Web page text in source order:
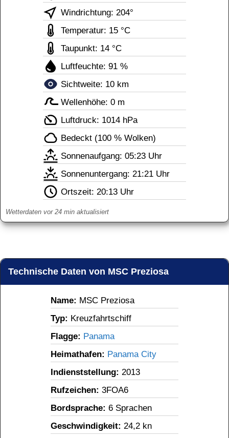
Windrichtung: 204°
Temperatur: 15 °C
Taupunkt: 14 °C
Luftfeuchte: 91 %
Sichtweite: 10 km
Wellenhöhe: 0 m
Luftdruck: 1014 hPa
Bedeckt (100 % Wolken)
Sonnenaufgang: 05:23 Uhr
Sonnenuntergang: 21:21 Uhr
Ortszeit: 20:13 Uhr
Wetterdaten vor 24 min aktualisiert
Technische Daten von MSC Preziosa
Name: MSC Preziosa
Typ: Kreuzfahrtschiff
Flagge: Panama
Heimathafen: Panama City
Indienststellung: 2013
Rufzeichen: 3FOA6
Bordsprache: 6 Sprachen
Geschwindigkeit: 24,2 kn